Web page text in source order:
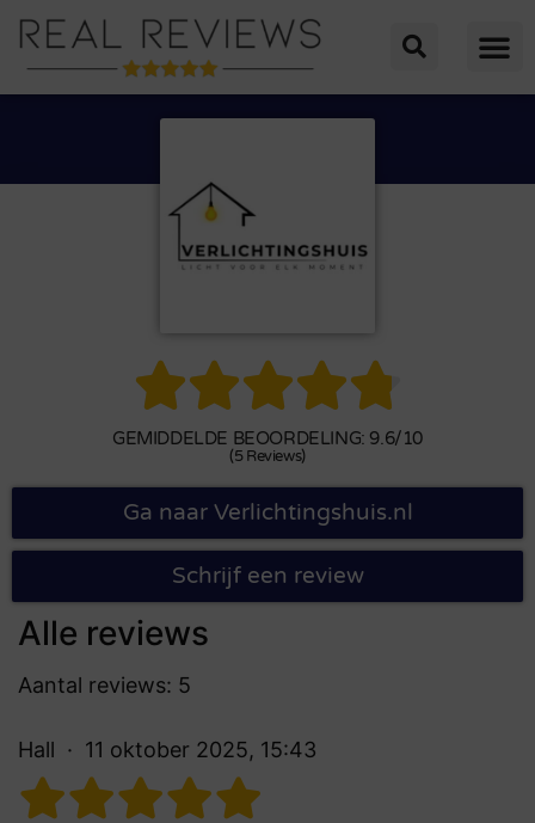

GEMIDDELDE BEOORDELING: 9.6/10
(5 Reviews)
Ga naar Verlichtingshuis.nl
Schrijf een review
Alle reviews
Aantal reviews: 5
Hall 11 oktober 2025, 15:43